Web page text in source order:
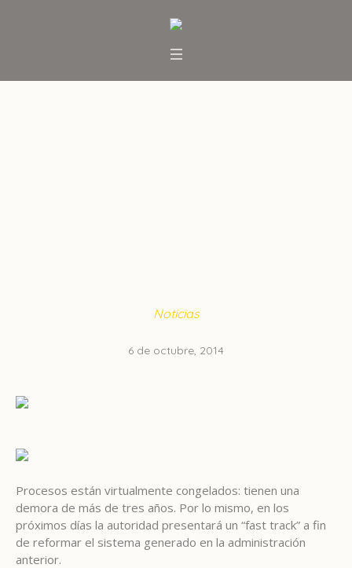
Noticias
6 de octubre, 2014
Procesos están virtualmente congelados: tienen una
demora de más de tres años. Por lo mismo, en los
próximos días la autoridad presentará un “fast track” a fin
de reformar el sistema generado en la administración
anterior.